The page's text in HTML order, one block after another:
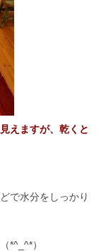
えますが、乾くと
で水分をしっかり
*^_^*）